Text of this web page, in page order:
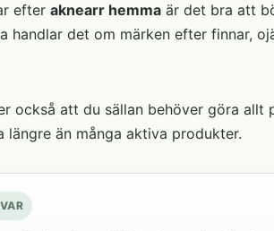
efter aknearr hemma är det bra att
handlar det om märken efter finnar,
också att du sällan behöver göra
längre än många aktiva produkter.